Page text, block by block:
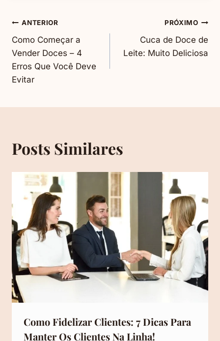
Navegação
De
Post
ANTERIOR
Como Começar a
Vender Doces – 4
Erros Que Você Deve
Evitar
PRÓXIMO
Cuca de Doce de
Leite: Muito Deliciosa
Posts Similares
Como Fidelizar Clientes: 7 Dicas Para
Manter Os Clientes Na Linha!